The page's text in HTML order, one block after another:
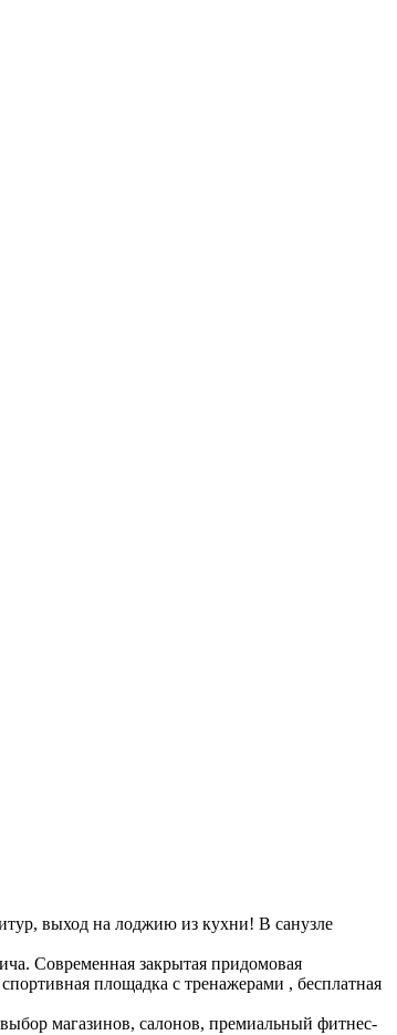
выход на лоджию из кухни! В санузле
Современная закрытая придомовая
площадка с тренажерами , бесплатная
магазинов, салонов, премиальный фитнес-